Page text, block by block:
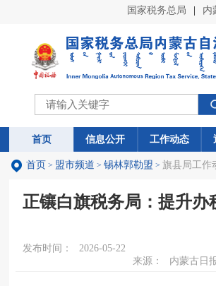
国家税务总局 内
首页 信息公开 工作动态
首页 信息公开 工作动态
首页 > 盟市频道 > 锡林郭勒盟 > 旗县局工作
正镶白旗税务局：提升办
发布时间：
2026-05-22
来源：
内蒙古日